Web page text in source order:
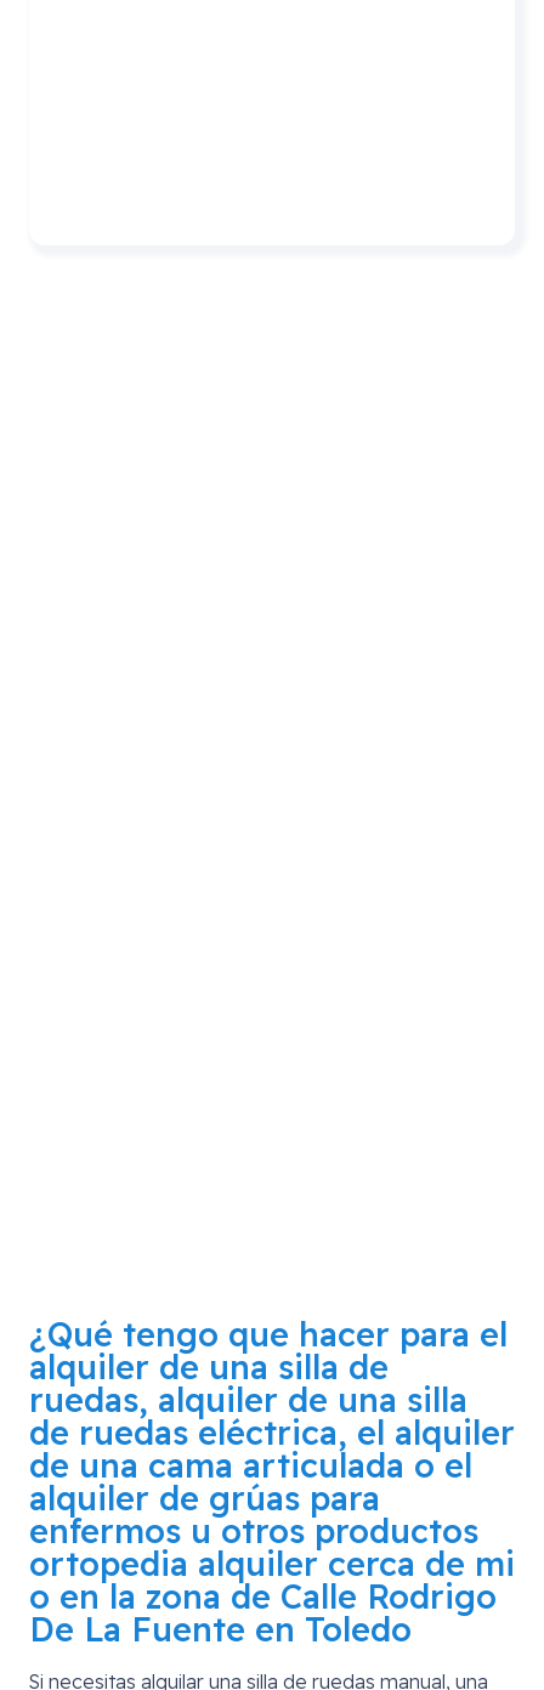
¿Qué tengo que hacer para el
alquiler de una silla de
ruedas, alquiler de una silla
de ruedas eléctrica, el alquiler
de una cama articulada o el
alquiler de grúas para
enfermos u otros productos
ortopedia alquiler cerca de mi
o en la zona de Calle Rodrigo
De La Fuente en Toledo
Si necesitas alquilar una silla de ruedas manual, una